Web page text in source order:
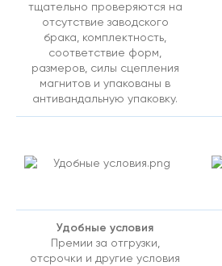
тщательно проверяются на
отсутствие заводского
брака, комплектность,
соответствие форм,
размеров, силы сцепления
магнитов и упакованы в
антивандальную упаковку.
Удобные условия
Премии за отгрузки,
отсрочки и другие условия